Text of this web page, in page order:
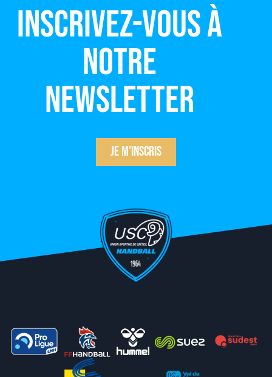
Inscrivez-vous à
notre
newsletter
Je m'inscris